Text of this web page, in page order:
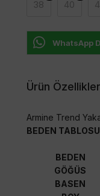
38 40
WhatsApp
Ürün
Armine Trend
BEDEN TABLOSU
BEDEN
GÖĞÜS
BASEN